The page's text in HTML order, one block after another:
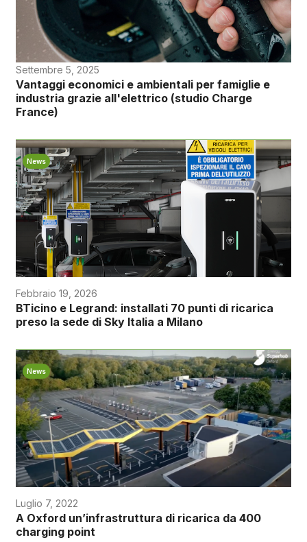
Settembre 5, 2025
Vantaggi economici e ambientali per famiglie e
industria grazie all'elettrico (studio Charge
France)
News
Febbraio 19, 2026
BTicino e Legrand: installati 70 punti di ricarica
preso la sede di Sky Italia a Milano
News
Luglio 7, 2022
A Oxford un’infrastruttura di ricarica da 400
charging point